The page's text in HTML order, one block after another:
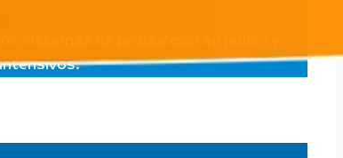
sistemas de producción en jaulas y